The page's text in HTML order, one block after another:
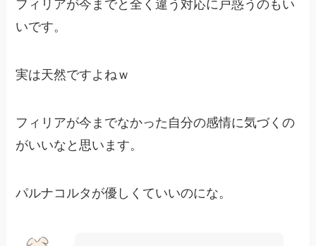
フィリアが今までと全く違う対応に戸惑うのもい
いです。
実は天然ですよねｗ
フィリアが今までなかった自分の感情に気づくの
がいいなと思います。
パルナコルタが優しくていいのにな。